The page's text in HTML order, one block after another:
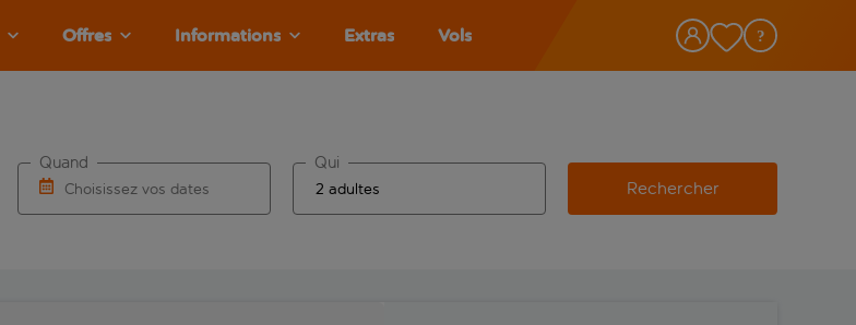
Offres Informations Extras Vols
Choisissez vos dates
Quand Qui
Rechercher